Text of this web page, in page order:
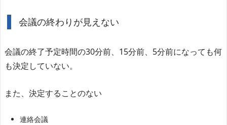
会議の終わりが見えない
会議の終了予定時間の30分前、15分前、5分前になっても何
も決定していない。
また、決定することのない
連絡会議